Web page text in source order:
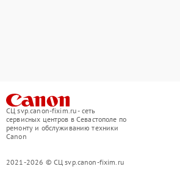
СЦ svp.canon-fixim.ru - сеть
сервисных центров в Севастополе по
ремонту и обслуживанию техники
Canon
2021-2026 © СЦ svp.canon-fixim.ru